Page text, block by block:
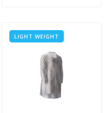
LIGHT WEIGHT